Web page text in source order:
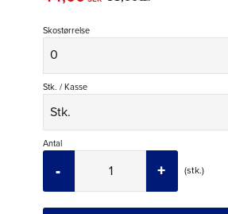
Skostørrelse
Stk. / Kasse
Antal
stk.
+
-